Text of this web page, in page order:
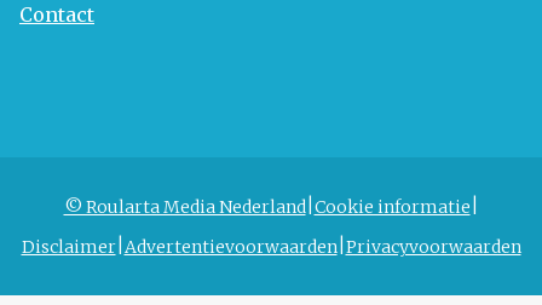
Contact
© Roularta Media Nederland Cookie informatie
Disclaimer Advertentievoorwaarden Privacyvoorwaarden